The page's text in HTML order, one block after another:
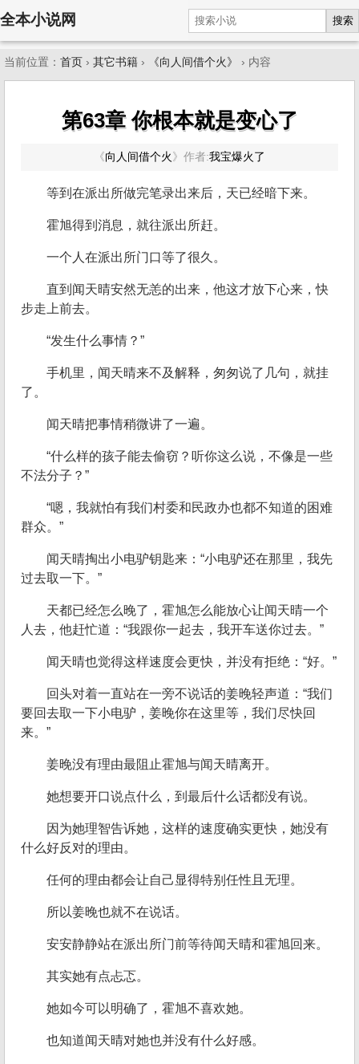
全本小说网 搜索
当前位置： 首页 › 其它书籍 › 《向人间借个火》 › 内容
第63章 你根本就是变心了
《向人间借个火 》 作者:我宝爆火了
等到在派出所做完笔录出来后，天已经暗下来。
霍旭得到消息，就往派出所赶。
一个人在派出所门口等了很久。
直到闻天晴安然无恙的出来，他这才放下心来，快
步走上前去。
“发生什么事情？”
手机里，闻天晴来不及解释，匆匆说了几句，就挂
了。
闻天晴把事情稍微讲了一遍。
“什么样的孩子能去偷窃？听你这么说，不像是一些
不法分子？”
“嗯，我就怕有我们村委和民政办也都不知道的困难
群众。”
闻天晴掏出小电驴钥匙来：“小电驴还在那里，我先
过去取一下。”
天都已经怎么晚了，霍旭怎么能放心让闻天晴一个
人去，他赶忙道：“我跟你一起去，我开车送你过去。”
闻天晴也觉得这样速度会更快，并没有拒绝：“好。”
回头对着一直站在一旁不说话的姜晚轻声道：“我们
要回去取一下小电驴，姜晚你在这里等，我们尽快回
来。”
姜晚没有理由最阻止霍旭与闻天晴离开。
她想要开口说点什么，到最后什么话都没有说。
因为她理智告诉她，这样的速度确实更快，她没有
什么好反对的理由。
任何的理由都会让自己显得特别任性且无理。
所以姜晚也就不在说话。
安安静静站在派出所门前等待闻天晴和霍旭回来。
其实她有点忐忑。
她如今可以明确了，霍旭不喜欢她。
也知道闻天晴对她也并没有什么好感。